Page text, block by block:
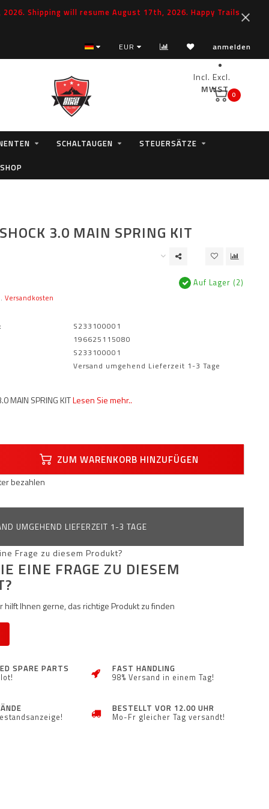
Shipping will resume August 17th, 2026. Happy Trails
EUR anmelden
Incl. Excl.
MWST.0
SCHALTAUGEN
STEUERSÄTZE
3.0 MAIN SPRING KIT
Versandkosten
Auf Lager (2)
S233100001
196625115080
S233100001
Versand umgehend Lieferzeit 1-3 Tage
MAIN SPRING KITLesen Sie mehr..
ZUM WARENKORB HINZUFÜGEN
bezahlen
UMGEHEND LIEFERZEIT 1-3 TAGE
EINE FRAGE ZU DIESEM
hilft Ihnen gerne, das richtige Produkt zu finden
SPARE PARTS FAST HANDLING
98% Versand in einem Tag!
BESTELLT VOR 12.00 UHR
Mo-Fr gleicher Tag versandt!